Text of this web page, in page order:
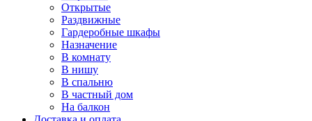
Открытые
Раздвижные
Гардеробные шкафы
Назначение
В комнату
В нишу
В спальню
В частный дом
На балкон